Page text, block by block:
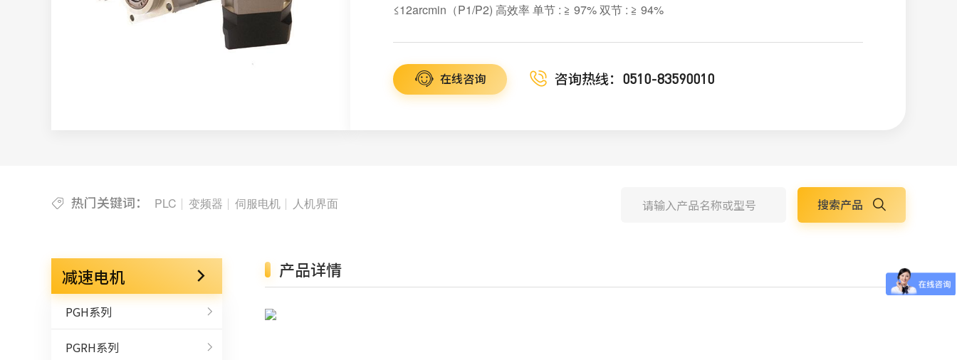
≤12arcmin（P1/P2) 高效率 单节 : ≧ 97% 双节 : ≧ 94%
在线咨询 咨询热线： 0510-83590010
热门关键词： PLC 变频器 伺服电机 人机界面 搜索产品
减速电机
PGH系列
PGRH系列
产品详情